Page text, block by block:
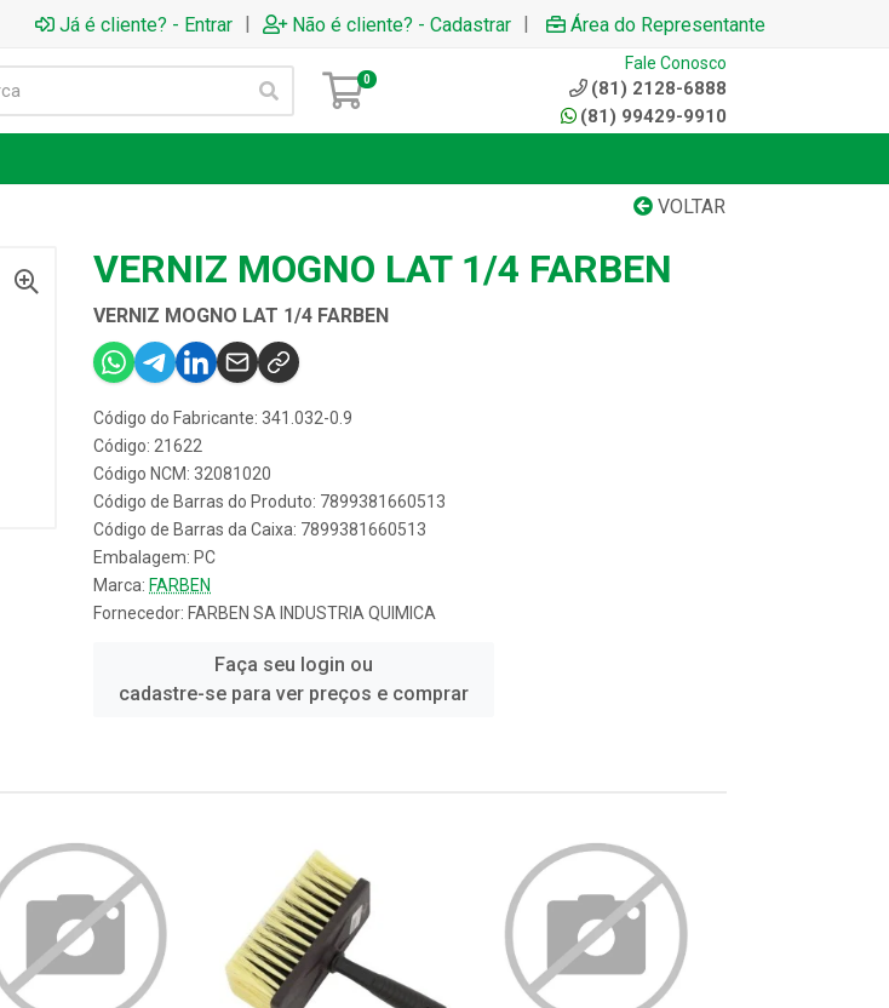
Já é cliente? - Entrar | Não é cliente? - Cadastrar | Área do Representante
0
Fale Conosco
(81) 2128-6888
(81) 99429-9910
VOLTAR
VERNIZ MOGNO LAT 1/4 FARBEN
VERNIZ MOGNO LAT 1/4 FARBEN
Código do Fabricante: 341.032-0.9
Código: 21622
Código NCM: 32081020
Código de Barras do Produto: 7899381660513
Código de Barras da Caixa: 7899381660513
Embalagem: PC
Marca: FARBEN
Fornecedor: FARBEN SA INDUSTRIA QUIMICA
Faça seu login ou
cadastre-se para ver preços e comprar